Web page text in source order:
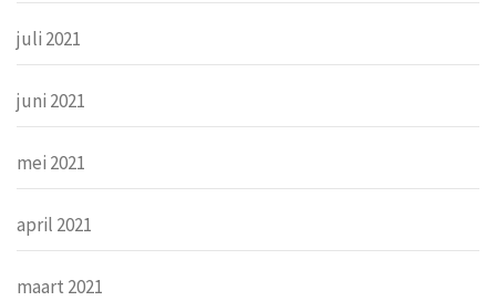
juli 2021
juni 2021
mei 2021
april 2021
maart 2021